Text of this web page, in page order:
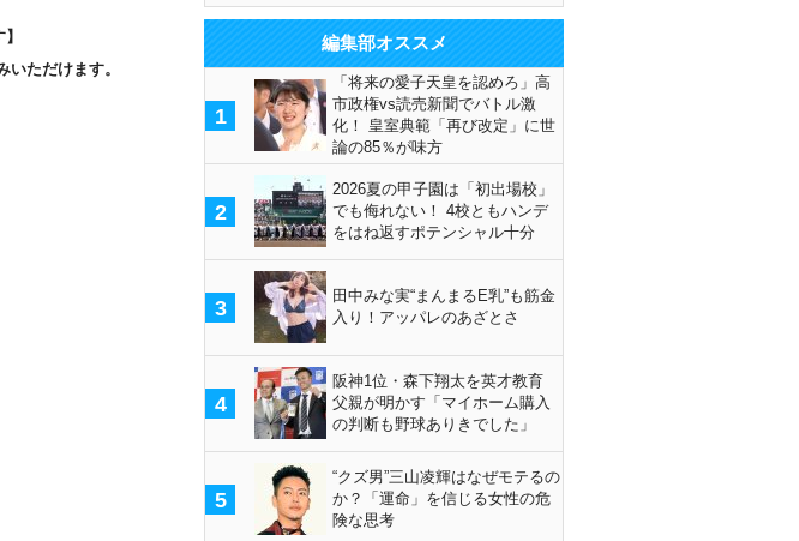
ただけます。
編集部オススメ
1
「将来の愛子天皇を認めろ」高
市政権vs読売新聞でバトル激
化！ 皇室典範「再び改定」に世
論の85％が味方
2
2026夏の甲子園は「初出場校」
でも侮れない！ 4校ともハンデ
をはね返すポテンシャル十分
3
田中みな実“まんまるE乳”も筋金
入り！アッパレのあざとさ
4
阪神1位・森下翔太を英才教育
父親が明かす「マイホーム購入
の判断も野球ありきでした」
5
“クズ男”三山凌輝はなぜモテるの
か？「運命」を信じる女性の危
険な思考